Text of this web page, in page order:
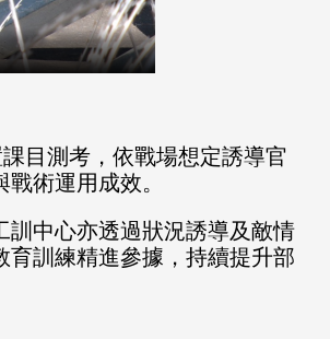
目測考，依戰場想定誘導官
術運用成效。
訓中心亦透過狀況誘導及敵情
訓練精進參據，持續提升部